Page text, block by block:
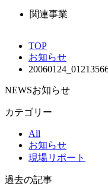
関連事業
TOP
お知らせ
NEWSお知らせ
カテゴリー
All
お知らせ
現場リポート
過去の記事